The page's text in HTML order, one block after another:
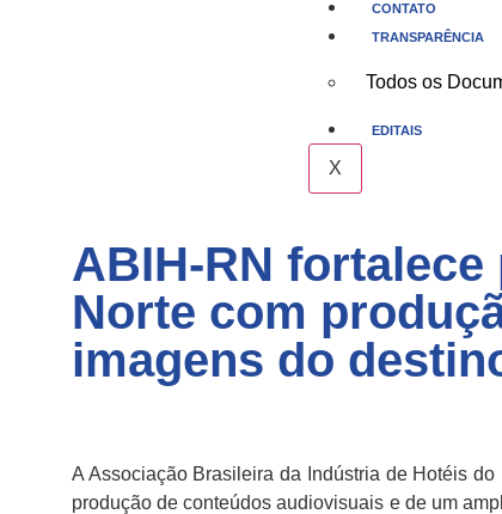
CONTATO
TRANSPARÊNCIA
Todos os
EDITAIS
X
ABIH-RN
Norte com
imagens do
A Associação Brasileira da Indústria de Hotéis
produção de conteúdos audiovisuais e de um